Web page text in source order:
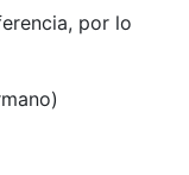
por lo